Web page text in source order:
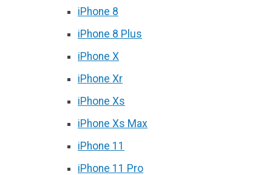
iPhone 8
iPhone 8 Plus
iPhone X
iPhone Xr
iPhone Xs
iPhone Xs Max
iPhone 11
iPhone 11 Pro